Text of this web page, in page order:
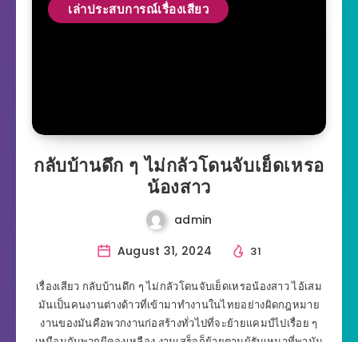
เล่าประสบการณ์เรื่องเสียว
กลับบ้านดึก ๆ ไม่กลัวโดนจับเย็ดเหรอ
น้องสาว
admin
August 31, 2024
31
เรื่องเสียว กลับบ้านดึก ๆ ไม่กลัวโดนจับเย็ดเหรอน้องสาว ไอ้เสม
มันเป็นคนงานต่างด้าวที่เข้ามาทำงานในไทยอย่างผิดกฎหมาย
งานของมันคือพวกงานก่อสร้างทั่วไปที่จะย้ายแคมป์ไปเรื่อย ๆ